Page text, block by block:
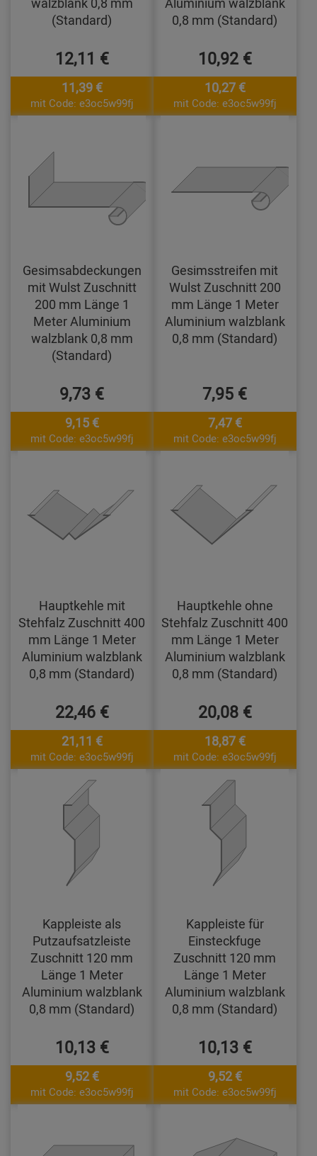
(Standard)
12,11 €
11,39 €
mit Code: e3oc5w99fj
0,8 mm (Standard)
10,92 €
10,27 €
mit Code: e3oc5w99fj
Gesimsabdeckungen
mit Wulst Zuschnitt
200 mm Länge 1
Meter Aluminium
walzblank 0,8 mm
(Standard)
9,73 €
9,15 €
mit Code: e3oc5w99fj
Gesimsstreifen mit
Wulst Zuschnitt 200
mm Länge 1 Meter
Aluminium walzblank
0,8 mm (Standard)
7,95 €
7,47 €
mit Code: e3oc5w99fj
Hauptkehle mit
Stehfalz Zuschnitt 400
mm Länge 1 Meter
Aluminium walzblank
0,8 mm (Standard)
22,46 €
21,11 €
mit Code: e3oc5w99fj
Hauptkehle ohne
Stehfalz Zuschnitt 400
mm Länge 1 Meter
Aluminium walzblank
0,8 mm (Standard)
20,08 €
18,87 €
mit Code: e3oc5w99fj
Kappleiste als
Putzaufsatzleiste
Zuschnitt 120 mm
Länge 1 Meter
Aluminium walzblank
0,8 mm (Standard)
10,13 €
9,52 €
mit Code: e3oc5w99fj
Kappleiste für
Einsteckfuge
Zuschnitt 120 mm
Länge 1 Meter
Aluminium walzblank
0,8 mm (Standard)
10,13 €
9,52 €
mit Code: e3oc5w99fj